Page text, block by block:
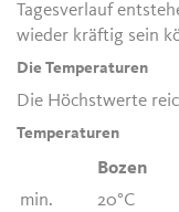
Tagesverlauf
wieder kräftig sein
Die Temperaturen
Die Höchstwerte
Temperaturen
min.
Bozen
20°C